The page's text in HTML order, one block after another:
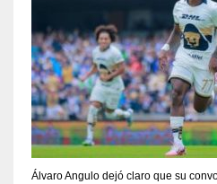
Álvaro Angulo dejó claro que su